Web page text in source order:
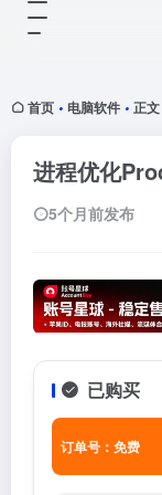
首页 • 电脑软件 • 正文
进程优化
5个月前发布
已购买
订单号：免费